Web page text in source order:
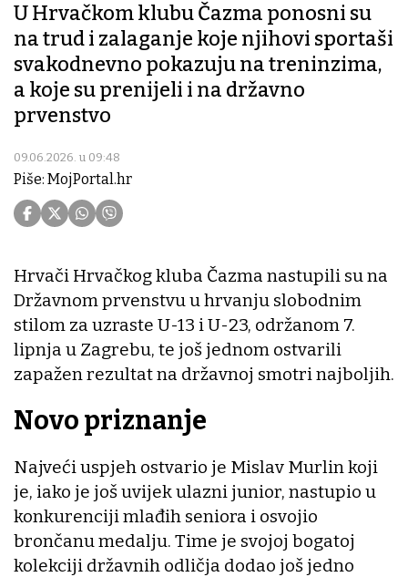
U Hrvačkom klubu Čazma ponosni su
na trud i zalaganje koje njihovi sportaši
svakodnevno pokazuju na treninzima,
a koje su prenijeli i na državno
prvenstvo
09.06.2026. u 09:48
Piše: MojPortal.hr
Hrvači Hrvačkog kluba Čazma nastupili su na
Državnom prvenstvu u hrvanju slobodnim
stilom za uzraste U-13 i U-23, održanom 7.
lipnja u Zagrebu, te još jednom ostvarili
zapažen rezultat na državnoj smotri najboljih.
Novo priznanje
Najveći uspjeh ostvario je Mislav Murlin koji
je, iako je još uvijek ulazni junior, nastupio u
konkurenciji mlađih seniora i osvojio
brončanu medalju. Time je svojoj bogatoj
kolekciji državnih odličja dodao još jedno